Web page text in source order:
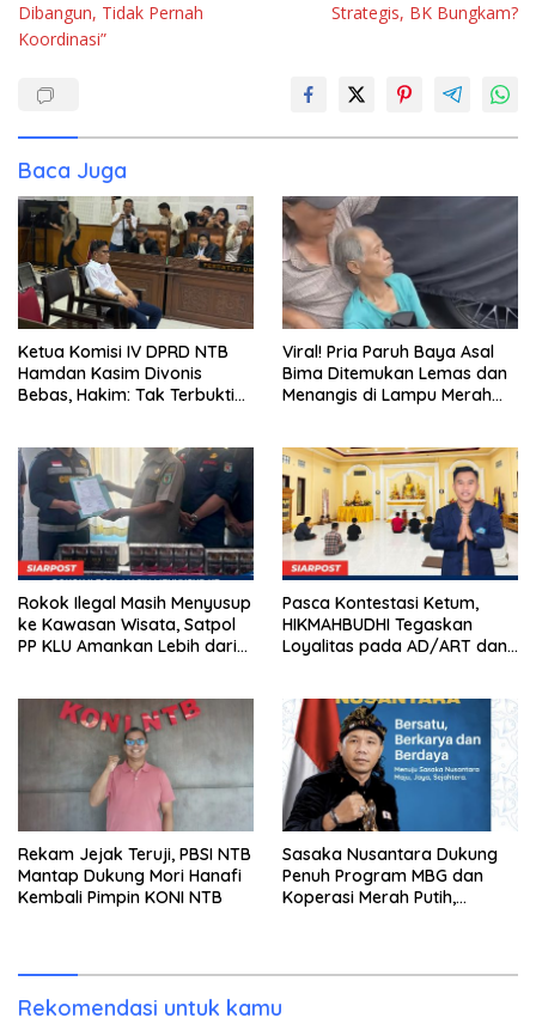
Dibangun, Tidak Pernah
Koordinasi”
Strategis, BK Bungkam?
Baca Juga
Ketua Komisi IV DPRD NTB
Hamdan Kasim Divonis
Bebas, Hakim: Tak Terbukti
Viral! Pria Paruh Baya Asal
Bima Ditemukan Lemas dan
Menangis di Lampu Merah
Rokok Ilegal Masih Menyusup
ke Kawasan Wisata, Satpol
PP KLU Amankan Lebih dari
Pasca Kontestasi Ketum,
HIKMAHBUDHI Tegaskan
Loyalitas pada AD/ART dan
Rekam Jejak Teruji, PBSI NTB
Mantap Dukung Mori Hanafi
Kembali Pimpin KONI NTB
Sasaka Nusantara Dukung
Penuh Program MBG dan
Koperasi Merah Putih,
Rekomendasi untuk kamu